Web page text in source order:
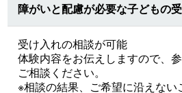
障がいと配慮が必要な子どもの
受け入れの相談が可能
体験内容をお伝えしますので、
ご相談ください。
※相談の結果、ご希望に沿えない